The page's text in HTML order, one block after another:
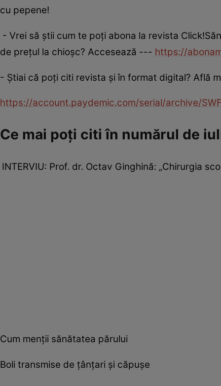
cu pepene!
- Vrei să ştii cum te poţi abona la revista
de preţul la chioşc? Accesează --- https://
- Ştiai că poţi citi revista şi în format digital? Află
https://account.paydemic.com/serial/archive/
Ce mai poţi citi în numărul de
INTERVIU: Prof. dr. Octav Ginghină: „Chirurgia
Cum menţii sănătatea părului
Boli transmise de ţânţari şi căpuşe